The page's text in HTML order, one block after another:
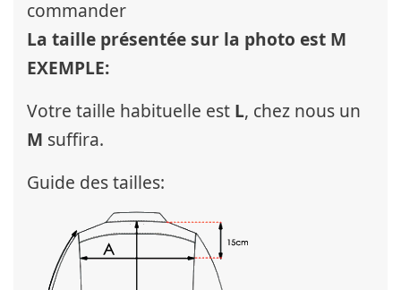
commander
La taille présentée sur la photo est M
EXEMPLE:
Votre taille habituelle est L, chez nous un
M suffira.
Guide des tailles: